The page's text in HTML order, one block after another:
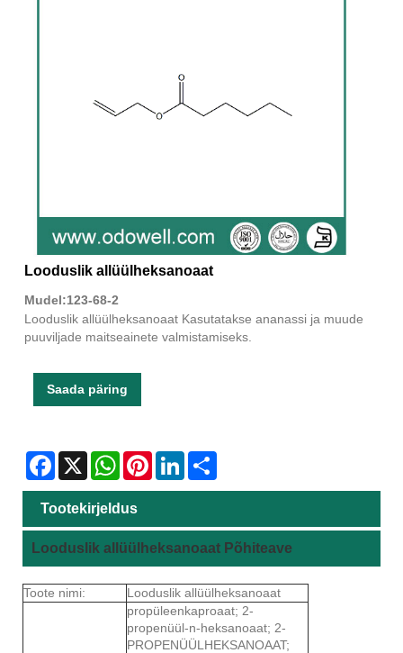
Looduslik allüülheksanoaat
Mudel:123-68-2
Looduslik allüülheksanoaat Kasutatakse ananassi ja muude
puuviljade maitseainete valmistamiseks.
Saada päring
Facebook
X WhatsAppPinterestLinkedIn
Tootekirjeldus
Looduslik allüülheksanoaat Põhiteave
Toote nimi: Looduslik allüülheksanoaat
propüleenkaproaat; 2-
propenüül-n-heksanoaat; 2-
PROPENÜÜLHEKSANOAAT;